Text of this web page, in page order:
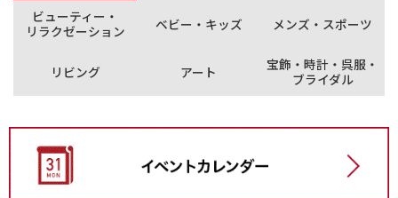
ビューティー・
リラクゼーション
ベビー・キッズ メンズ・スポーツ
リビング アート
宝飾・時計・呉服・
ブライダル